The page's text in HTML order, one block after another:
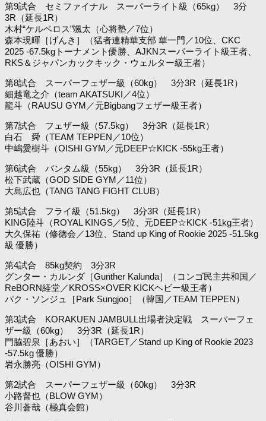
第9試合 セミファイナル スーパーライト級（65kg） 3分
3R（延長1R）
木村“ケルベロス”颯太（心将塾／7位）
森本現暉［げんき］（猛者連精華支部 華一門／10位、CKC
2025 -67.5kgトーナメント優勝、AJKNスーパーライト級王者、
RKS＆ジャパンカックキック・ウェルター級王者）
第8試合 スーパーフェザー級（60kg） 3分3R（延長1R）
細越竜之介（team AKATSUKI／4位）
龍斗（RAUSU GYM／元Bigbangフェザー級王者）
第7試合 フェザー級（57.5kg） 3分3R（延長1R）
白石 舜（TEAM TEPPEN／10位）
中嶋愛樹斗（OISHI GYM／元DEEP☆KICK -55kg王者）
第6試合 バンタム級（55kg） 3分3R（延長1R）
松下武蔵（GOD SIDE GYM／11位）
大島広也（TANG TANG FIGHT CLUB）
第5試合 フライ級（51.5kg） 3分3R（延長1R）
KING陸斗（ROYAL KINGS／5位、元DEEP☆KICK -51kg王者）
大久保祐（修徳会／13位、Stand up King of Rookie 2025 -51.5kg
級 優勝）
第4試合 85kg契約 3分3R
グンター・カルンダ［Gunther Kalunda］（コンゴ民主共和国／
ReBORN経堂／KROSS×OVER KICKヘビー級王者）
パク・ソンジュ［Park Sungjoo］（韓国／TEAM TEPPEN）
第3試合 KORAKUEN JAMBULL出場者決定戦 スーパーフェ
ザー級（60kg） 3分3R（延長1R）
門脇碧泉［あおい］（TARGET／Stand up King of Rookie 2023
-57.5kg 優勝）
岩永勝亮（OISHI GYM）
第2試合 スーパーフェザー級（60kg） 3分3R
小路督也（BLOW GYM）
谷川蒼哉（極真会館）